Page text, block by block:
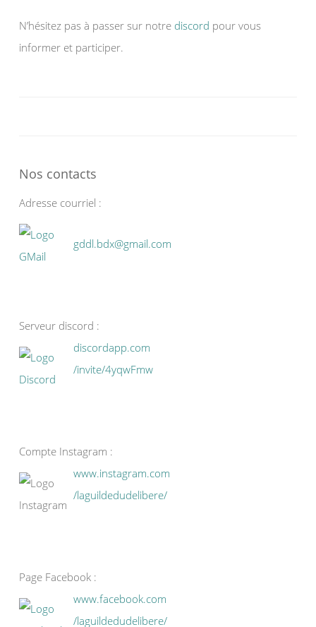
N’hésitez pas à passer sur notre discord pour vous
informer et participer.
Nos contacts
Adresse courriel :
gddl.bdx@gmail.com
Serveur discord :
discordapp.com
/invite/4yqwFmw
Compte Instagram :
www.instagram.com
/laguildedudelibere/
Page Facebook :
www.facebook.com
/laguildedudelibere/